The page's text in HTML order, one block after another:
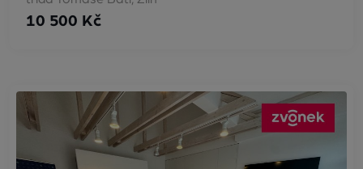
10 500 Kč